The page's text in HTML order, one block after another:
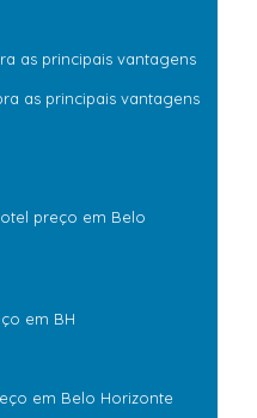
as principais vantagens
as principais vantagens
preço em Belo
em BH
em Belo Horizonte